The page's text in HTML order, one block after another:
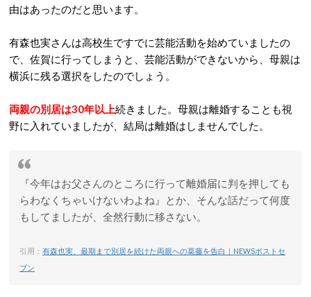
由はあったのだと思います。
有森也実さんは高校生ですでに芸能活動を始めていましたの
で、佐賀に行ってしまうと、芸能活動ができないから、母親は
横浜に残る選択をしたのでしょう。
両親の別居は30年以上続きました。母親は離婚することも視
野に入れていましたが、結局は離婚はしませんでした。
『今年はお父さんのところに行って離婚届に判を押しても
らわなくちゃいけないわよね』とか、そんな話だって何度
もしてましたが、全然行動に移さない。
引用： 有森也実、最期まで別居を続けた両親への葛藤を告白｜NEWSポストセ
ブン